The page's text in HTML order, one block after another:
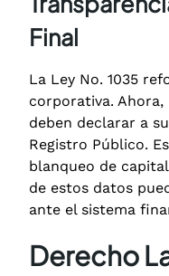
Final
La Ley No. 1035
corporativa.
deben declarar a
Registro Público.
blanqueo de
de estos datos
ante el sistema
Derecho